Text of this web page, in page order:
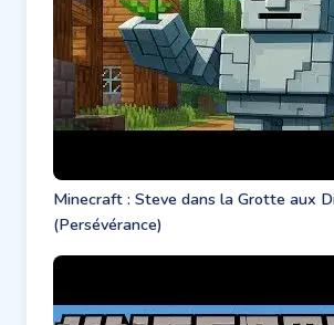
Minecraft : Steve dans la Grotte aux
(Persévérance)